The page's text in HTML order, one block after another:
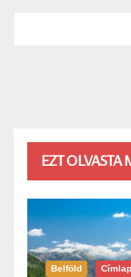
EZT OLVASTA
Belföld Címlap